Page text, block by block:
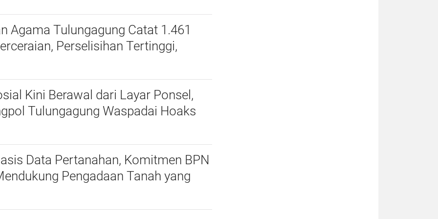
Agama Tulungagung Catat 1.461
Perselisihan Tertinggi,
Zina Jadi Alasan
Kini Berawal dari Layar Ponsel,
Tulungagung Waspadai Hoaks
Data Pertanahan, Komitmen BPN
Pengadaan Tanah yang
Halo